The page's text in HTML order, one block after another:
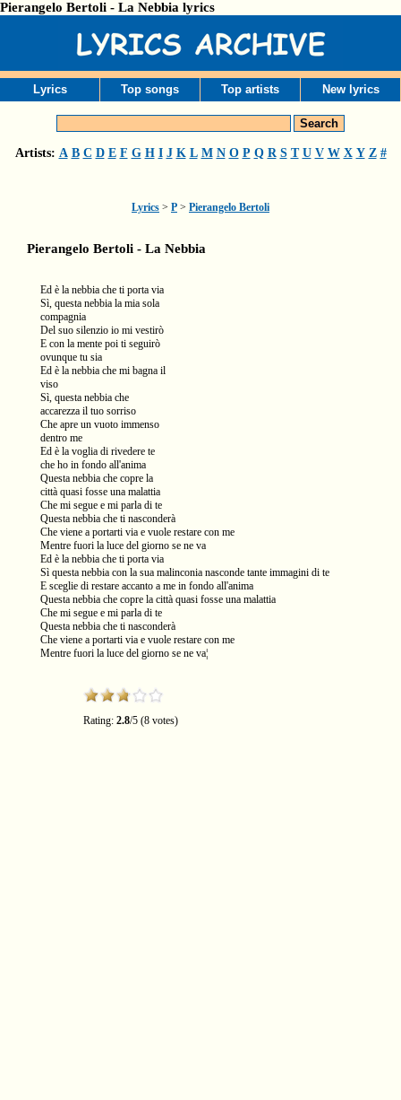
Pierangelo Bertoli - La Nebbia lyrics
Lyrics Top songs Top artists New lyrics
Artists: A B C D E F G H I J K L M N O P Q R S T U V W X Y Z #
Lyrics > P > Pierangelo Bertoli
Pierangelo Bertoli - La Nebbia
Ed è la nebbia che ti porta via
Sì, questa nebbia la mia sola
compagnia
Del suo silenzio io mi vestirò
E con la mente poi ti seguirò
ovunque tu sia
Ed è la nebbia che mi bagna il
viso
Sì, questa nebbia che
accarezza il tuo sorriso
Che apre un vuoto immenso
dentro me
Ed è la voglia di rivedere te
che ho in fondo all'anima
Questa nebbia che copre la
città quasi fosse una malattia
Che mi segue e mi parla di te
Questa nebbia che ti nasconderà
Che viene a portarti via e vuole restare con me
Mentre fuori la luce del giorno se ne va
Ed è la nebbia che ti porta via
Sì questa nebbia con la sua malinconia nasconde tante immagini di te
E sceglie di restare accanto a me in fondo all'anima
Questa nebbia che copre la città quasi fosse una malattia
Che mi segue e mi parla di te
Questa nebbia che ti nasconderà
Che viene a portarti via e vuole restare con me
Mentre fuori la luce del giorno se ne va¦
Rating: 2.8/5 (8 votes)